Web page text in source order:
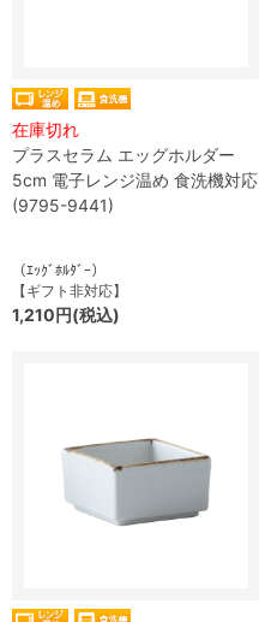
在庫切れ
プラスセラム エッグホルダー
5cm 電子レンジ温め 食洗機対応
(9795-9441)
（ｴｯｸﾞﾎﾙﾀﾞｰ）
【ギフト非対応】
1,210円(税込)